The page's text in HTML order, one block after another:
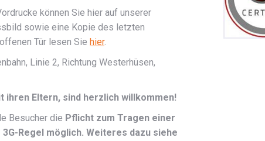
können Sie hier auf unserer
sowie eine Kopie des letzten
Tür lesen Sie hier.
Linie 2, Richtung Westerhüsen,
ihren Eltern, sind herzlich willkommen!
Besucher die Pflicht zum Tragen einer
Regel möglich. Weiteres dazu siehe